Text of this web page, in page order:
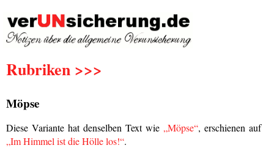
Rubriken >>>
Möpse
Diese Variante hat denselben Text wie „Möpse“, erschienen auf
„Im Himmel ist die Hölle los!“.